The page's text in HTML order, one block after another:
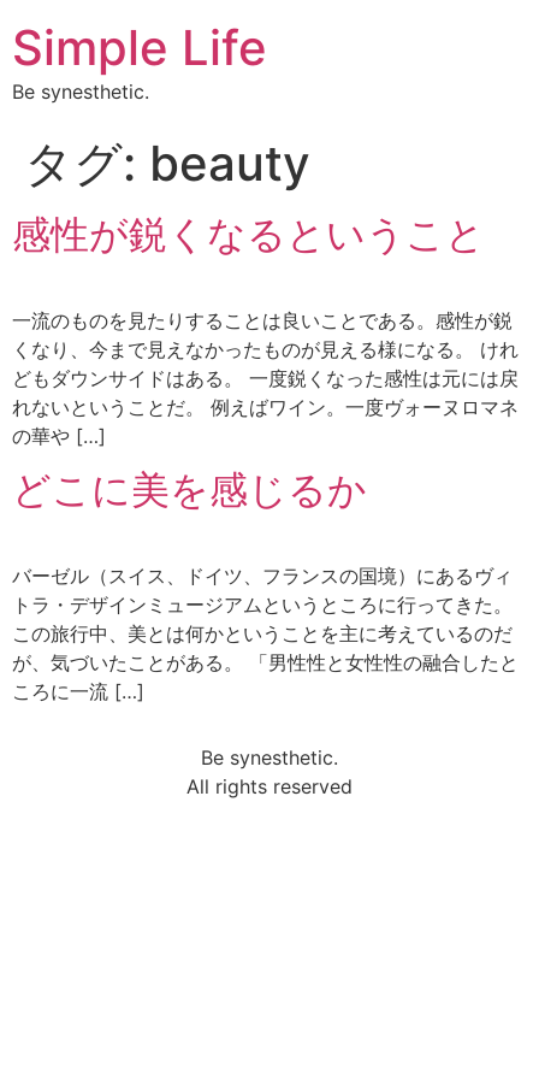
Simple Life
Be synesthetic.
タグ: beauty
感性が鋭くなるということ
一流のものを見たりすることは良いことである。感性が鋭
くなり、今まで見えなかったものが見える様になる。 けれ
どもダウンサイドはある。 一度鋭くなった感性は元には戻
れないということだ。 例えばワイン。一度ヴォーヌロマネ
の華や […]
どこに美を感じるか
バーゼル（スイス、ドイツ、フランスの国境）にあるヴィ
トラ・デザインミュージアムというところに行ってきた。
この旅行中、美とは何かということを主に考えているのだ
が、気づいたことがある。 「男性性と女性性の融合したと
ころに一流 […]
Be synesthetic.
All rights reserved